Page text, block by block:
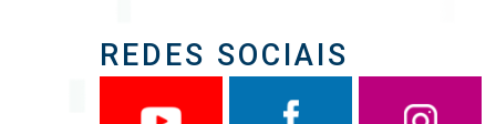
REDES SOCIAIS